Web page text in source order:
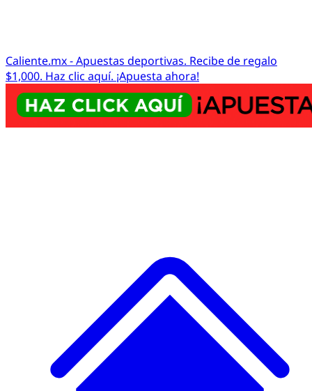
Caliente.mx - Apuestas deportivas. Recibe de regalo
$1,000. Haz clic aquí. ¡Apuesta ahora!